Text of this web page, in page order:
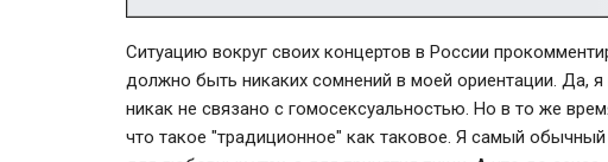
Ситуацию вокруг своих концертов в России
должно быть никаких сомнений в моей ориентации. Да,
никак не связано с гомосексуальностью. Но в то же
что такое "традиционное" как таковое. Я самый